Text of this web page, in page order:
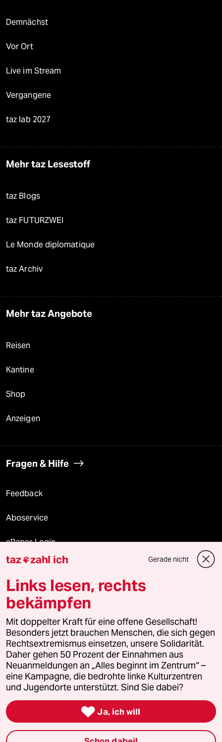
Demnächst
Vor Ort
Live im Stream
Vergangene
taz lab 2027
Mehr taz Lesestoff
taz Blogs
taz FUTURZWEI
Le Monde diplomatique
taz Archiv
Mehr taz Angebote
Reisen
Kantine
Shop
Anzeigen
Fragen & Hilfe
Feedback
Aboservice
ePaper Login
Downloads für Abonnierende
© 2026 taz Verlags und Vertriebs GmbH
Alle Rechte vorbehalten. Bei rechtlichen Fragen oder für Genehmigungen
wenden Sie sich bitte an lizenzen@taz.de
Feedback Redaktionsstatut Kommune-Richtlinien
Leitlinie Informant Datenschutz Impressum AGB
Seitenwende Einwilligungen widerrufen (Ads)
taz zahl ich Gerade nicht
Links lesen, rechts
bekämpfen
Mit doppelter Kraft für eine offene Gesellschaft!
Besonders jetzt brauchen Menschen, die sich gegen
Rechtsextremismus einsetzen, unsere Solidarität.
Daher gehen 50 Prozent der Einnahmen aus
Neuanmeldungen an „Alles beginnt im Zentrum“ –
eine Kampagne, die bedrohte linke Kulturzentren
und Jugendorte unterstützt. Sind Sie dabei?
 Ja, ich will